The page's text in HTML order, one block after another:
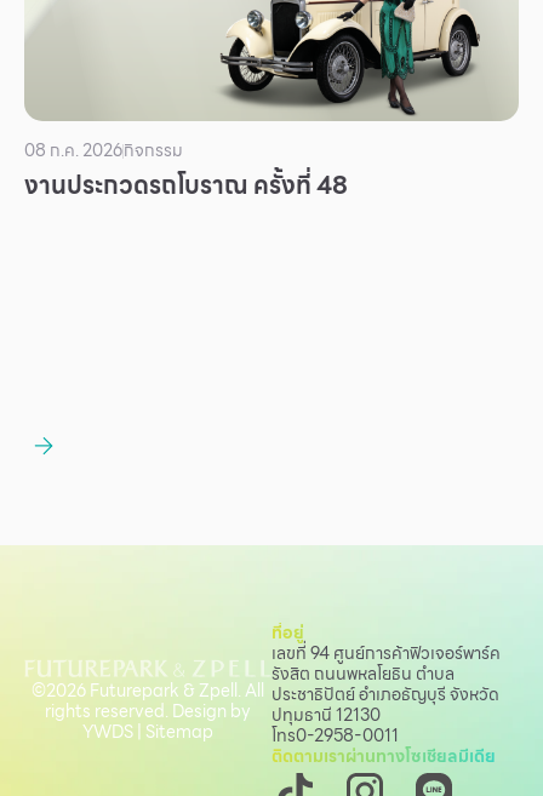
ตำแหน่งงาน
สิทธิประโยชน์ที่ฟิวเจอร์พาร์ค
08 ก.ค. 2026กิจกรรม
งานประกวดรถโบราณ ครั้งที่ 48
ที่อยู่
เลขที่ 94 ศูนย์การค้าฟิวเจอร์พาร์ค
รังสิต ถนนพหลโยธิน ตำบล
ประชาธิปัตย์ อำเภอธัญบุรี จังหวัด
ปทุมธานี 12130
โทร0-2958-0011
ติดตามเราผ่านทางโซเชียลมีเดีย
©2026 Futurepark & Zpell. All
rights reserved. Design by
YWDS| Sitemap